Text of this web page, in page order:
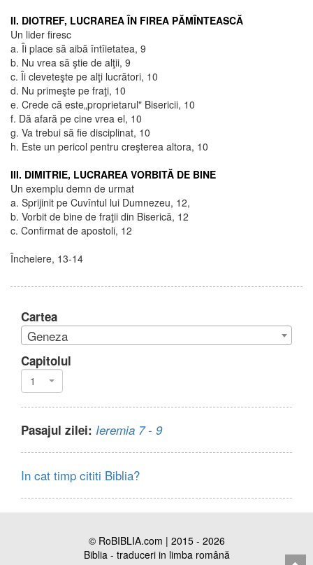
II. DIOTREF, LUCRAREA ÎN FIREA PĂMÎNTEASCĂ
Un lider firesc
a. Îi place să aibă întîietatea, 9
b. Nu vrea să ştie de alţii, 9
c. Îi cleveteşte pe alţi lucrători, 10
d. Nu primeşte pe fraţi, 10
e. Crede că este„proprietarul" Bisericii, 10
f. Dă afară pe cine vrea el, 10
g. Va trebui să fie disciplinat, 10
h. Este un pericol pentru creşterea altora, 10
III. DIMITRIE, LUCRAREA VORBITĂ DE BINE
Un exemplu demn de urmat
a. Sprijinit pe Cuvîntul lui Dumnezeu, 12,
b. Vorbit de bine de fraţii din Biserică, 12
c. Confirmat de apostoli, 12
Încheiere, 13-14
Cartea
Geneza
Capitolul
1
Pasajul zilei: Ieremia 7 - 9
In cat timp cititi Biblia?
© RoBIBLIA.com | 2015 - 2026
Biblia - traduceri in limba română